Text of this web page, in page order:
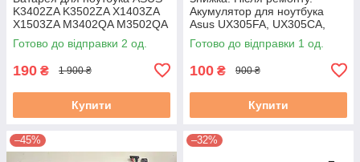
K3402ZA K3502ZA X1403ZA
X1503ZA M3402QA M3502QA
S5402ZA S5602ZA
(C31N2105) б/у #
Готово до відправки 2 од.
190 ₴ 1 900 ₴
Купити
Акумулятор для ноутбука
Asus UX305FA, UX305CA,
UX305L series C31N1411
45Wh Знос 21–30%
Готово до відправки 1 од.
100 ₴ 900 ₴
Купити
–45% –32%